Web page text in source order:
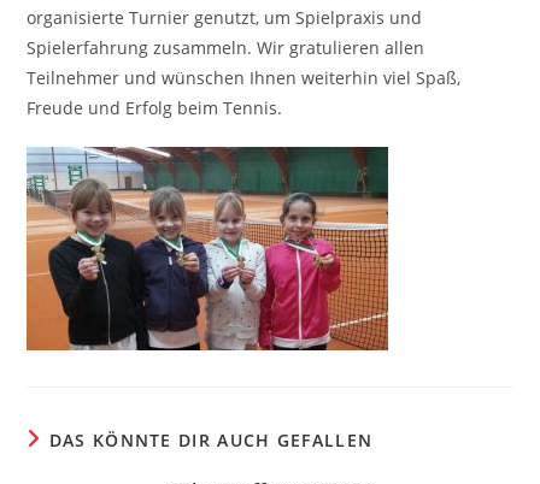
organisierte Turnier genutzt, um Spielpraxis und
Spielerfahrung zusammeln. Wir gratulieren allen
Teilnehmer und wünschen Ihnen weiterhin viel Spaß,
Freude und Erfolg beim Tennis.
DAS KÖNNTE DIR AUCH GEFALLEN